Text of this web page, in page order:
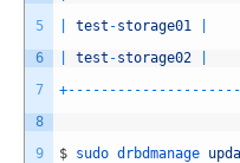
5
6
7
8
9
test -storage01
test -storage02
+-- -- -- -- -- -- -- -- -- --
$ sudo drbdmanage